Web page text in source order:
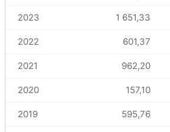
2023 1 651,33
2022 601,37
2021 962,20
2020 157,10
2019 595,76